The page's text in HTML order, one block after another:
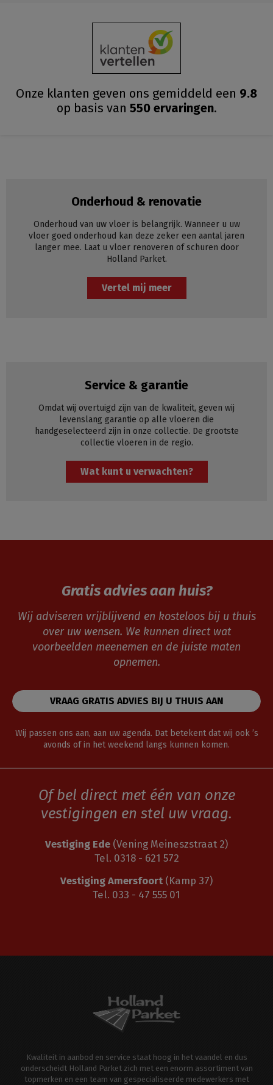
Onze klanten geven ons gemiddeld een 9.8
op basis van 550ervaringen.
Onderhoud & renovatie
Onderhoud van uw vloer is belangrijk. Wanneer u uw
vloer goed onderhoud kan deze zeker een aantal jaren
langer mee. Laat u vloer renoveren of schuren door
Holland Parket.
Vertel mij meer
Service & garantie
Omdat wij overtuigd zijn van de kwaliteit, geven wij
levenslang garantie op alle vloeren die
handgeselecteerd zijn in onze collectie. De grootste
collectie vloeren in de regio.
Wat kunt u verwachten?
Gratis advies aan huis?
Wij adviseren vrijblijvend en kosteloos bij u thuis
over uw wensen. We kunnen direct wat
voorbeelden meenemen en de juiste maten
opnemen.
VRAAG GRATIS ADVIES BIJ U THUIS AAN
Wij passen ons aan, aan uw agenda. Dat betekent dat wij ook ’s
avonds of in het weekend langs kunnen komen.
Of bel direct met één van onze
vestigingen en stel uw vraag.
Vestiging Ede (Vening Meineszstraat 2)
Tel. 0318 - 621 572
Vestiging Amersfoort (Kamp 37)
Tel. 033 - 47 555 01
Kwaliteit in aanbod en service staat hoog in het vaandel en dus
onderscheidt Holland Parket zich met een enorm assortiment van
topmerken en een team van gespecialiseerde medewerkers met